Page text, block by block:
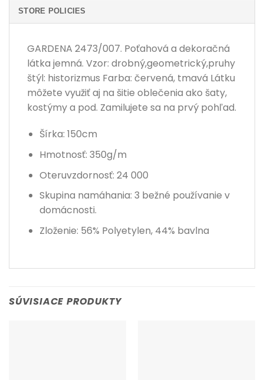
STORE POLICIES
GARDENA 2473/007. Poťahová a dekoračná
látka jemná. Vzor: drobný,geometrický,pruhy
štýl: historizmus Farba: červená, tmavá Látku
môžete využiť aj na šitie oblečenia ako šaty,
kostýmy a pod. Zamilujete sa na prvý pohľad.
Šírka: 150cm
Hmotnosť: 350g/m
Oteruvzdornosť: 24 000
Skupina namáhania: 3 bežné používanie v
domácnosti.
Zloženie: 56% Polyetylen, 44% bavlna
SÚVISIACE PRODUKTY